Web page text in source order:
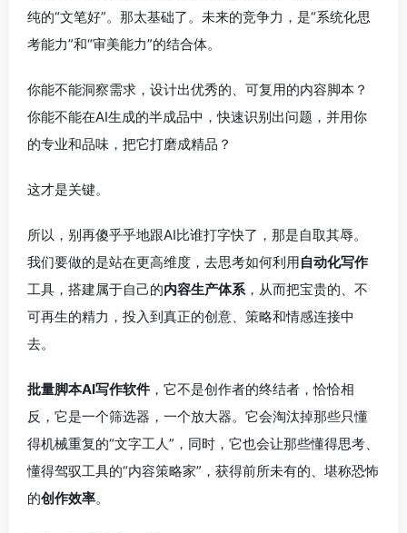
纯的“文笔好”。那太基础了。未来的竞争力，是“系统化思
考能力”和“审美能力”的结合体。
你能不能洞察需求，设计出优秀的、可复用的内容脚本？
你能不能在AI生成的半成品中，快速识别出问题，并用你
的专业和品味，把它打磨成精品？
这才是关键。
所以，别再傻乎乎地跟AI比谁打字快了，那是自取其辱。
我们要做的是站在更高维度，去思考如何利用自动化写作
工具，搭建属于自己的内容生产体系 ，从而把宝贵的、不
可再生的精力，投入到真正的创意、策略和情感连接中
去。
批量脚本AI写作软件，它不是创作者的终结者，恰恰相
反，它是一个筛选器，一个放大器。它会淘汰掉那些只懂
得机械重复的“文字工人”，同时，它也会让那些懂得思考、
懂得驾驭工具的“内容策略家”，获得前所未有的、堪称恐怖
的创作效率。